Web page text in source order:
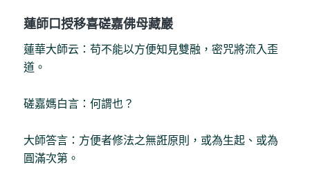
蓮師口授移喜磋嘉佛母藏巖
蓮華大師云：苟不能以方便知見雙融，密咒將流入歪
道。
磋嘉媽白言：何謂也？
大師答言：方便者修法之無誑原則，或為生起、或為
圓滿次第。